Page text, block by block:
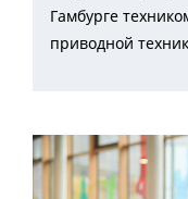
Гамбурге
приводной